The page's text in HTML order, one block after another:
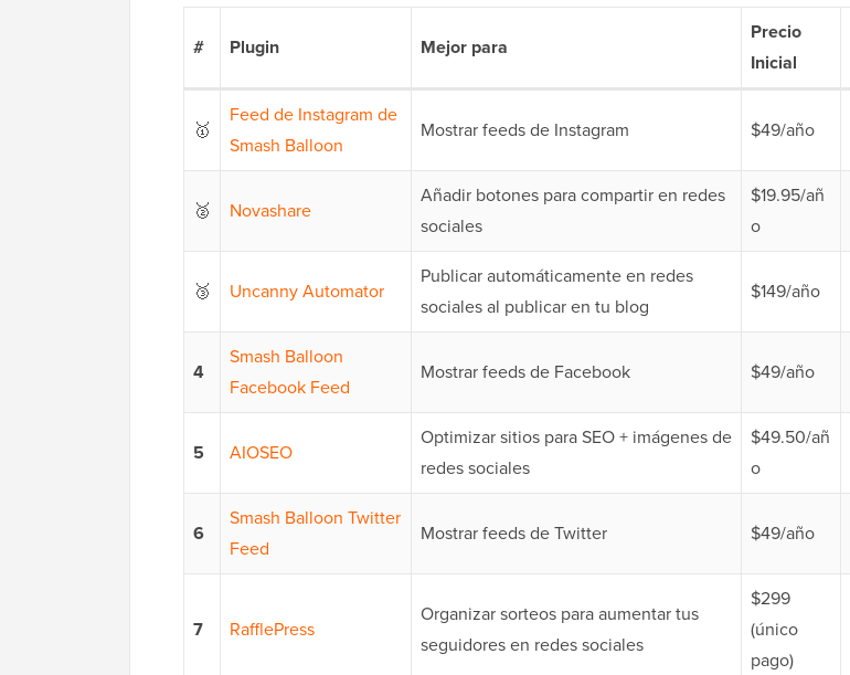
# Plugin Mejor para
Precio
Inicial
🥇
Feed de Instagram de
Smash Balloon
Mostrar feeds de Instagram $49/año
🥈 Novashare
Añadir botones para compartir en redes
sociales
$19.95/añ
o
🥉 Uncanny Automator
Publicar automáticamente en redes
sociales al publicar en tu blog
$149/año
4
Smash Balloon
Facebook Feed
Mostrar feeds de Facebook $49/año
5 AIOSEO
Optimizar sitios para SEO + imágenes de
redes sociales
$49.50/añ
o
6
Smash Balloon Twitter
Feed
Mostrar feeds de Twitter $49/año
7 RafflePress
Organizar sorteos para aumentar tus
seguidores en redes sociales
$299
(único
pago)